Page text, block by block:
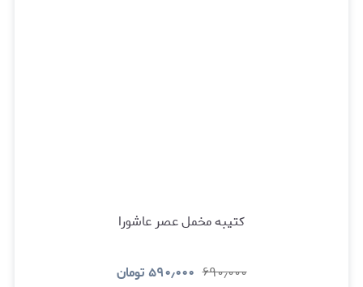
کتیبه مخمل عصر عاشورا
۶۹۰٫۰۰۰ ۵۹۰٫۰۰۰تومان